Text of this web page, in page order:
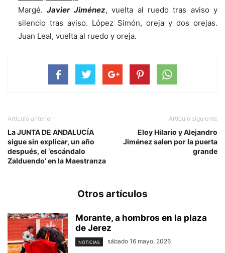
Margé.Javier Jiménez, vuelta al ruedo tras aviso y
silencio tras aviso. López Simón, oreja y dos orejas.
Juan Leal, vuelta al ruedo y oreja.
Artículo anterior
La JUNTA DE ANDALUCÍA
sigue sin explicar, un año
después, el ‘escándalo
Zalduendo’ en la Maestranza
Artículo siguiente
Eloy Hilario y Alejandro
Jiménez salen por la puerta
grande
Otros artículos
Morante, a hombros en la plaza
de Jerez
NOTICIAS sábado 16 mayo, 2026